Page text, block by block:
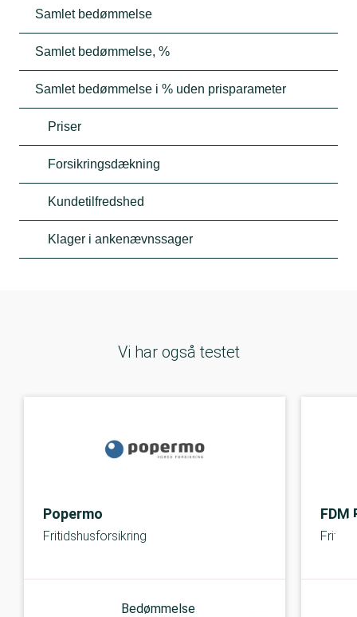
Samlet bedømmelse
Samlet bedømmelse, %
Samlet bedømmelse i % uden prisparameter
Priser
Forsikringsdækning
Kundetilfredshed
Klager i ankenævnssager
Vi har også testet
Popermo
Fritidshusforsikring
Bedømmelse
FDM